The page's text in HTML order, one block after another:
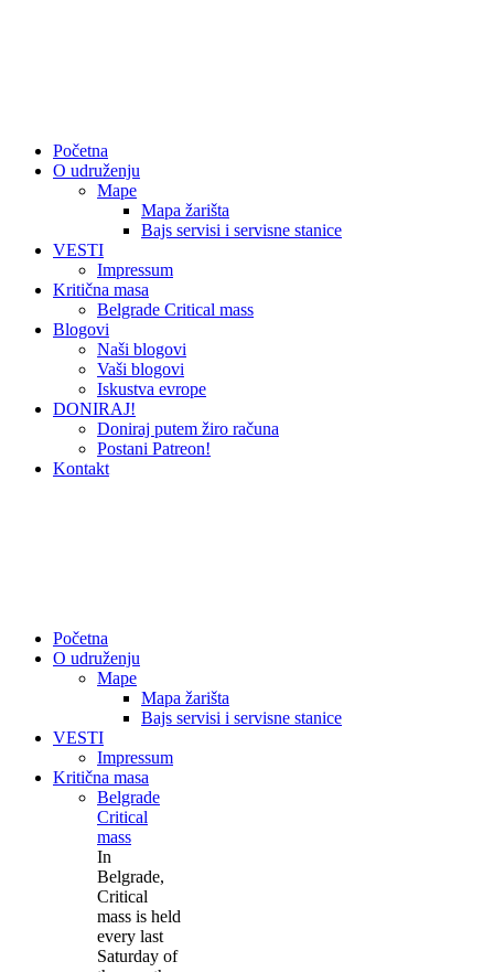
Početna
O udruženju
Mape
Mapa žarišta
Bajs servisi i servisne stanice
VESTI
Impressum
Kritična masa
Belgrade Critical mass
Blogovi
Naši blogovi
Vaši blogovi
Iskustva evrope
DONIRAJ!
Doniraj putem žiro računa
Postani Patreon!
Kontakt
Početna
O udruženju
Mape
Mapa žarišta
Bajs servisi i servisne stanice
VESTI
Impressum
Kritična masa
Belgrade
Critical
mass
In
Belgrade,
Critical
mass is held
every last
Saturday of